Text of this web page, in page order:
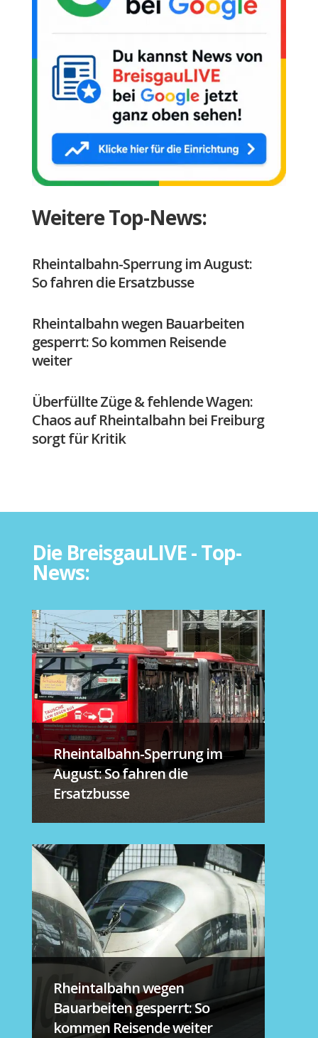
Weitere Top-News:
Rheintalbahn-Sperrung im August:
So fahren die Ersatzbusse
Rheintalbahn wegen Bauarbeiten
gesperrt: So kommen Reisende
weiter
Überfüllte Züge & fehlende Wagen:
Chaos auf Rheintalbahn bei Freiburg
sorgt für Kritik
Die BreisgauLIVE - Top-
News:
Rheintalbahn-Sperrung im
August: So fahren die
Ersatzbusse
Rheintalbahn wegen
Bauarbeiten gesperrt: So
kommen Reisende weiter